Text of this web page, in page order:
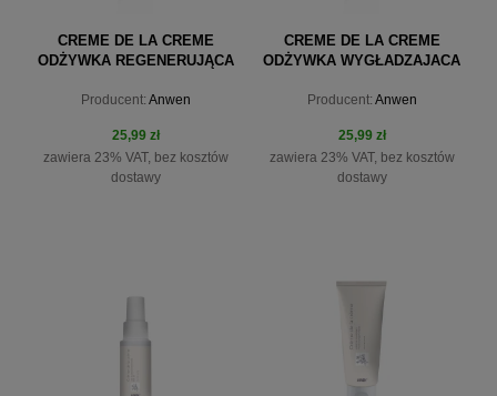
CREME DE LA CREME
ODŻYWKA REGENERUJĄCA
Producent: Anwen
25,99 zł
zawiera 23% VAT, bez kosztów
dostawy
CREME DE LA CREME
ODŻYWKA WYGŁADZAJACA
Producent: Anwen
25,99 zł
zawiera 23% VAT, bez kosztów
dostawy
do koszyka